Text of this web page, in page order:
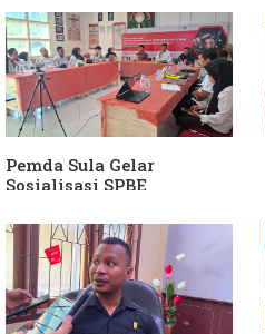
Dia Kangen Saya
Pemda Sula Gelar
Sosialisasi SPBE